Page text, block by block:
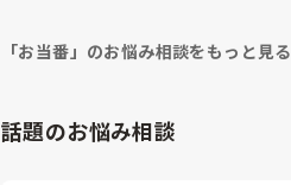
「お当番」のお悩み相談をもっと見る
話題のお悩み相談